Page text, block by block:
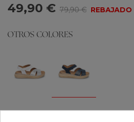
49,90 € 79,90 € REBAJADO
OTROS COLORES